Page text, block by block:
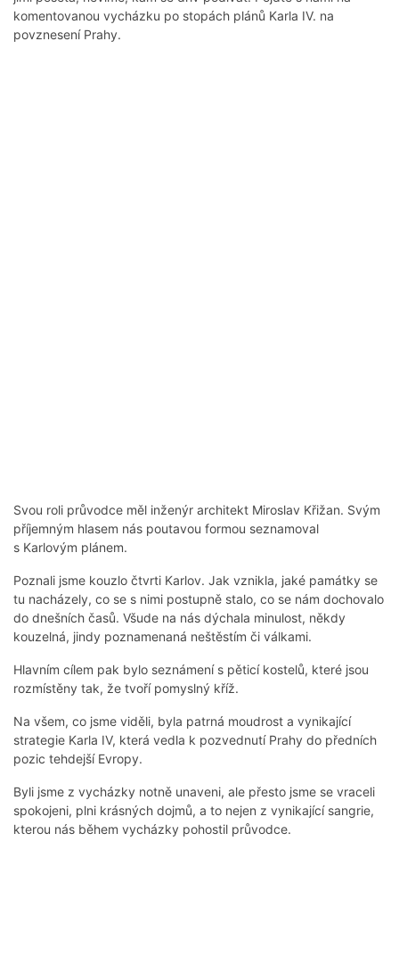
komentovanou vycházku po stopách plánů Karla IV. na
povznesení Prahy.
Svou roli průvodce měl inženýr architekt Miroslav Křižan. Svým
příjemným hlasem nás poutavou formou seznamoval
s Karlovým plánem.
Poznali jsme kouzlo čtvrti Karlov. Jak vznikla, jaké památky se
tu nacházely, co se s nimi postupně stalo, co se nám dochovalo
do dnešních časů. Všude na nás dýchala minulost, někdy
kouzelná, jindy poznamenaná neštěstím či válkami.
Hlavním cílem pak bylo seznámení s pěticí kostelů, které jsou
rozmístěny tak, že tvoří pomyslný kříž.
Na všem, co jsme viděli, byla patrná moudrost a vynikající
strategie Karla IV, která vedla k pozvednutí Prahy do předních
pozic tehdejší Evropy.
Byli jsme z vycházky notně unaveni, ale přesto jsme se vraceli
spokojeni, plni krásných dojmů, a to nejen z vynikající sangrie,
kterou nás během vycházky pohostil průvodce.